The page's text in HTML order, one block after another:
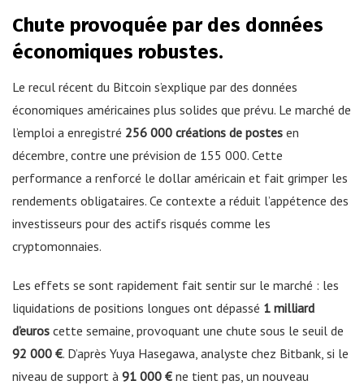
Chute provoquée par des données
économiques robustes.
Le recul récent du Bitcoin s’explique par des données
économiques américaines plus solides que prévu. Le marché de
l’emploi a enregistré 256 000 créations de postes en
décembre, contre une prévision de 155 000. Cette
performance a renforcé le dollar américain et fait grimper les
rendements obligataires. Ce contexte a réduit l’appétence des
investisseurs pour des actifs risqués comme les
cryptomonnaies.
Les effets se sont rapidement fait sentir sur le marché : les
liquidations de positions longues ont dépassé 1 milliard
d’euros cette semaine, provoquant une chute sous le seuil de
92 000 €. D’après Yuya Hasegawa, analyste chez Bitbank, si le
niveau de support à 91 000 € ne tient pas, un nouveau